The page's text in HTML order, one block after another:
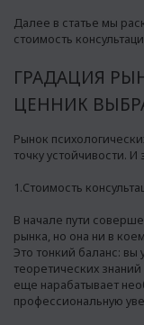
Далее в статье мы
стоимость
ГРАДАЦИЯ
ЦЕННИК
Рынок
точку устойчивости.
1.Стоимость
В начале пути
рынка, но она ни в
Это тонкий баланс: вы
теоретических
еще нарабатывает
профессиональную